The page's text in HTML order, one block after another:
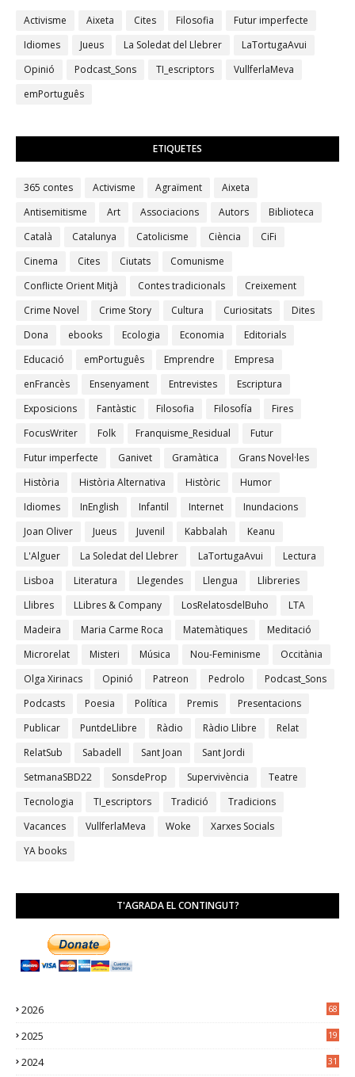
Activisme Aixeta Cites Filosofia
Futur imperfecte
Idiomes
Jueus La Soledat del Llebrer
LaTortugaAvui
Opinió
Podcast_Sons TI_escriptors
VullferlaMeva
emPortuguês
ETIQUETES
365 contes Activisme Agraïment
Aixeta
Antisemitisme
Art Associacions Autors
Biblioteca
Català
Catalunya Catolicisme Ciència
CiFi
Cinema
Cites Ciutats
Comunisme
Conflicte Orient Mitjà
Contes tradicionals
Creixement
Crime Novel
Crime Story Cultura Curiositats
Dites
Dona
ebooks Ecologia Economia
Editorials
Educació
emPortuguês Emprendre
Empresa
enFrancès
Ensenyament Entrevistes
Escriptura
Exposicions
Fantàstic Filosofia Filosofía
Fires
FocusWriter
Folk Franquisme_Residual
Futur
Futur imperfecte
Ganivet Gramàtica
Grans Novel·les
Història
Història Alternativa Històric
Humor
Idiomes
InEnglish Infantil Internet
Inundacions
Joan Oliver
Jueus Juvenil Kabbalah
Keanu
L'Alguer
La Soledat del Llebrer LaTortugaAvui
Lectura
Lisboa
Literatura Llegendes Llengua
Llibreries
Llibres
LLibres & Company LosRelatosdelBuho
LTA
Madeira
Maria Carme Roca Matemàtiques
Meditació
Microrelat
Misteri Música Nou-Feminisme
Occitània
Olga Xirinacs
Opinió Patreon Pedrolo
Podcast_Sons
Podcasts
Poesia Política Premis
Presentacions
Publicar
PuntdeLlibre Ràdio Ràdio Llibre
Relat
RelatSub
Sabadell Sant Joan
Sant Jordi
SetmanaSBD22
SonsdeProp Supervivència
Teatre
Tecnologia
TI_escriptors Tradició
Tradicions
Vacances
VullferlaMeva Woke
Xarxes Socials
YA books
T'AGRADA EL CONTINGUT?
2026 68
2025
19
2024
31